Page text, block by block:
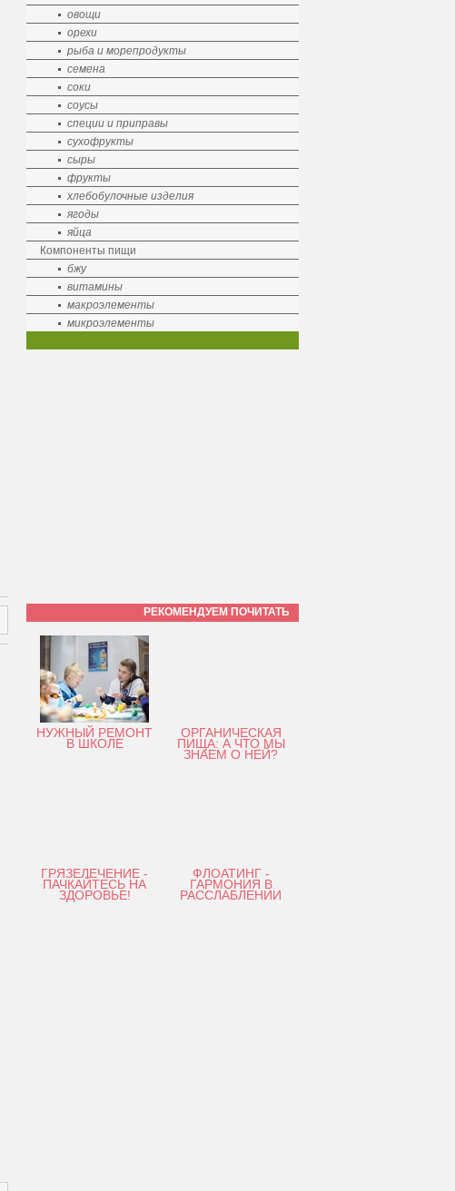
овощи
орехи
рыба и морепродукты
семена
соки
соусы
специи и приправы
сухофрукты
сыры
фрукты
хлебобулочные изделия
ягоды
яйца
Компоненты пищи
бжу
витамины
макроэлементы
микроэлементы
РЕКОМЕНДУЕМ ПОЧИТАТЬ
НУЖНЫЙ РЕМОНТ
В ШКОЛЕ
ОРГАНИЧЕСКАЯ
ПИЩА: А ЧТО МЫ
ЗНАЕМ О НЕЙ?
ГРЯЗЕЛЕЧЕНИЕ -
ПАЧКАЙТЕСЬ НА
ЗДОРОВЬЕ!
ФЛОАТИНГ -
ГАРМОНИЯ В
РАССЛАБЛЕНИИ